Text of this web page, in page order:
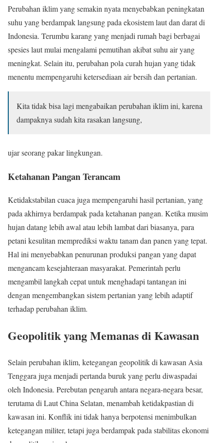
Perubahan iklim yang semakin nyata menyebabkan peningkatan
suhu yang berdampak langsung pada ekosistem laut dan darat di
Indonesia. Terumbu karang yang menjadi rumah bagi berbagai
spesies laut mulai mengalami pemutihan akibat suhu air yang
meningkat. Selain itu, perubahan pola curah hujan yang tidak
menentu mempengaruhi ketersediaan air bersih dan pertanian.
Kita tidak bisa lagi mengabaikan perubahan iklim ini, karena
dampaknya sudah kita rasakan langsung,
ujar seorang pakar lingkungan.
Ketahanan Pangan Terancam
Ketidakstabilan cuaca juga mempengaruhi hasil pertanian, yang
pada akhirnya berdampak pada ketahanan pangan. Ketika musim
hujan datang lebih awal atau lebih lambat dari biasanya, para
petani kesulitan memprediksi waktu tanam dan panen yang tepat.
Hal ini menyebabkan penurunan produksi pangan yang dapat
mengancam kesejahteraan masyarakat. Pemerintah perlu
mengambil langkah cepat untuk menghadapi tantangan ini
dengan mengembangkan sistem pertanian yang lebih adaptif
terhadap perubahan iklim.
Geopolitik yang Memanas di Kawasan
Selain perubahan iklim, ketegangan geopolitik di kawasan Asia
Tenggara juga menjadi pertanda buruk yang perlu diwaspadai
oleh Indonesia. Perebutan pengaruh antara negara-negara besar,
terutama di Laut China Selatan, menambah ketidakpastian di
kawasan ini. Konflik ini tidak hanya berpotensi menimbulkan
ketegangan militer, tetapi juga berdampak pada stabilitas ekonomi